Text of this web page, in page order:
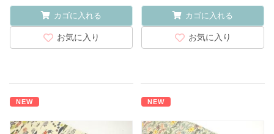
カゴに入れる
お気に入り
カゴに入れる
お気に入り
NEW NEW